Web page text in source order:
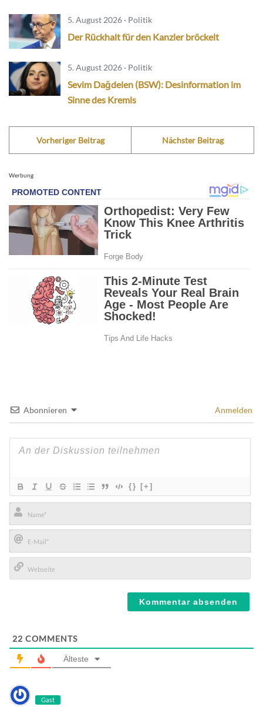
5. August 2026 · Politik
Der Rückhalt für den Kanzler bröckelt
5. August 2026 · Politik
Sevim Dağdelen (BSW): Desinformation im
Sinne des Kremls
Vorheriger Beitrag Nächster Beitrag
Werbung
Abonnieren Anmelden
{} [+]
Name*
E-
Mail*
22 COMMENTS
Älteste
Gast